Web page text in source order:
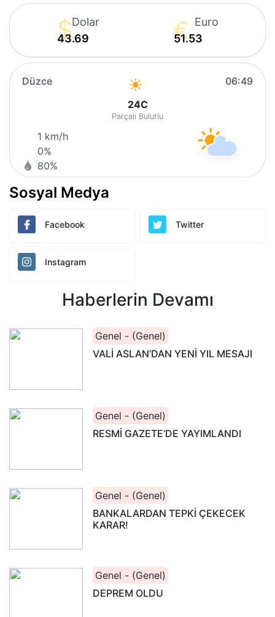
Dolar
43.69
Euro
51.53
Düzce
06:49
24C
Parçalı Bulutlu
1 km/h
0%
80%
Sosyal Medya
Facebook Twitter
Instagram
Haberlerin Devamı
Genel - (Genel)
VALİ ASLAN’DAN YENİ YIL MESAJI
Genel - (Genel)
RESMİ GAZETE’DE YAYIMLANDI
Genel - (Genel)
BANKALARDAN TEPKİ ÇEKECEK
KARAR!
Genel - (Genel)
DEPREM OLDU